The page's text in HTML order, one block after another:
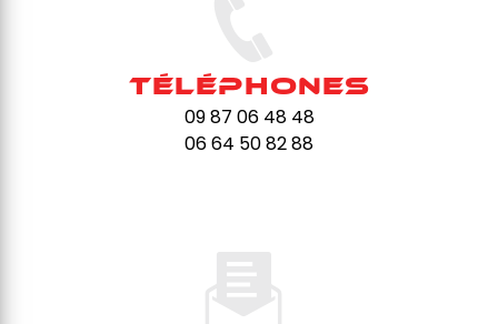
Téléphones
09 87 06 48 48
06 64 50 82 88